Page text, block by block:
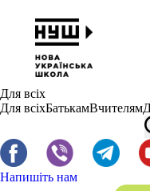
Для всіх
Для всіхБатькамВчителям
Напишіть нам